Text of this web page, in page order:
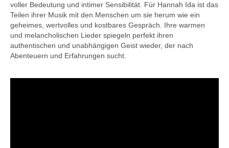
voller Bedeutung und intimer Sensibilität. Für Hannah Ida ist das
Teilen ihrer Musik mit den Menschen um sie herum wie ein
geheimes, wertvolles und kostbares Gespräch. Ihre warmen
und melancholischen Lieder spiegeln perfekt ihren
authentischen und unabhängigen Geist wieder, der nach
Abenteuern und Erfahrungen sucht.